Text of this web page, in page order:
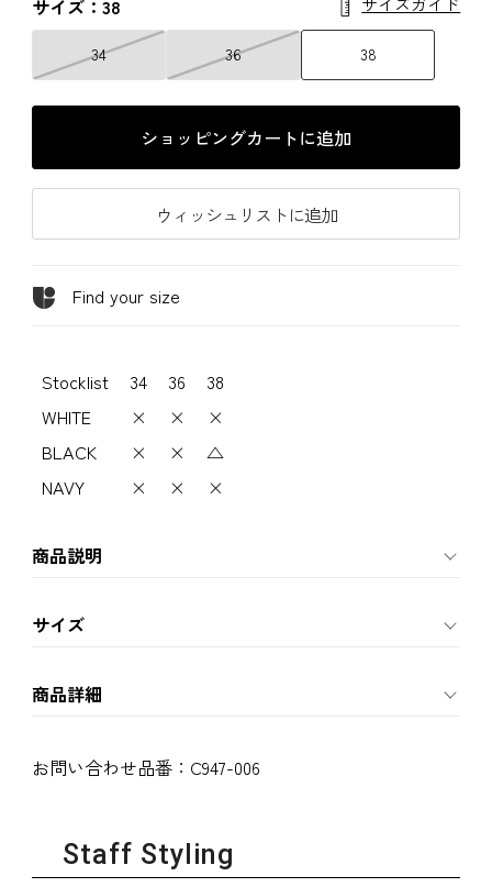
サイズ：38
34 36 38
ショッピングカートに追加
ウィッシュリストに追加
Find your size
Stocklist 34 36
38
WHITE
× ×
×
BLACK
× ×
△
NAVY
× × ×
商品説明
サイズ
商品詳細
お問い合わせ品番： C947-006
Staff Styling